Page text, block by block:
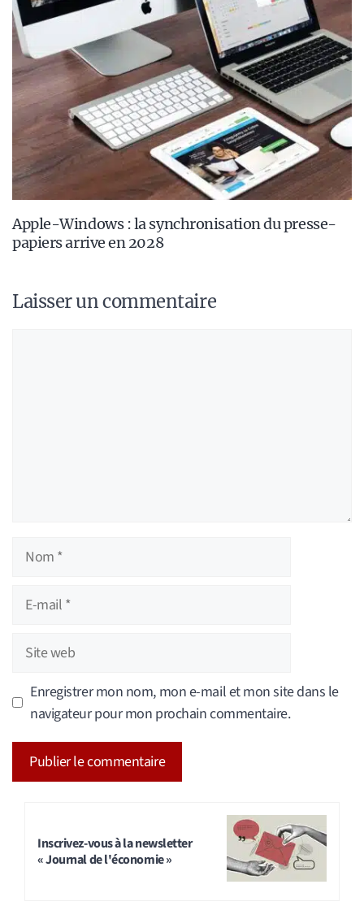
Apple-Windows : la synchronisation du presse-
papiers arrive en 2028
Laisser un commentaire
Nom
Site
web
Enregistrer mon nom, mon e-mail et mon site dans le
navigateur pour mon prochain commentaire.
Inscrivez-vous à la newsletter
« Journal de l'économie »